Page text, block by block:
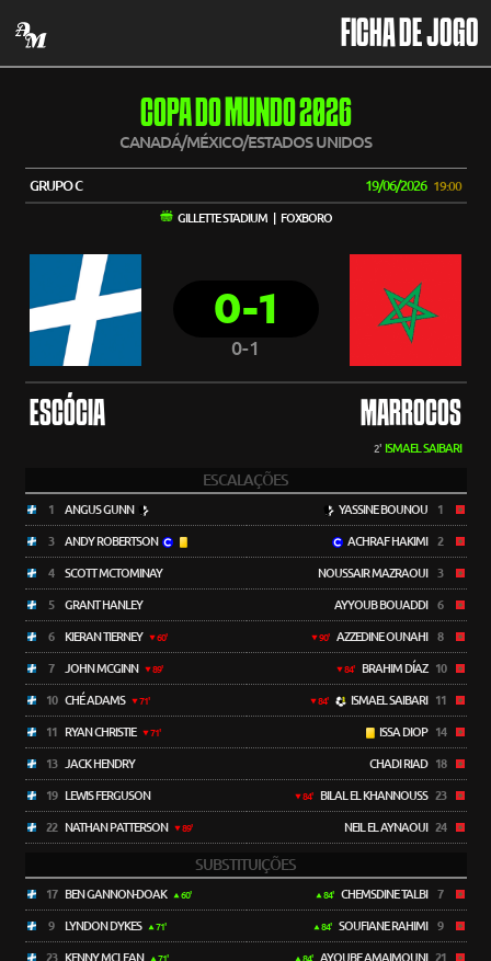
FICHA DE JOGO
COPA DO MUNDO 2026
CANADÁ/MÉXICO/ESTADOS UNIDOS
GRUPO C 19/06/2026 19:00
GILLETTE STADIUM | FOXBORO
0-1
0-1
ESCÓCIA MARROCOS
2' ISMAEL SAIBARI
ESCALAÇÕES
1 ANGUS GUNN
3 ANDY ROBERTSON
4 SCOTT MCTOMINAY
5 GRANT HANLEY
6 KIERAN TIERNEY 60'
7 JOHN MCGINN 89'
10 CHÉ ADAMS 71'
11 RYAN CHRISTIE 71'
13 JACK HENDRY
19 LEWIS FERGUSON
22 NATHAN PATTERSON 89'
YASSINE BOUNOU 1
ACHRAF HAKIMI 2
NOUSSAIR MAZRAOUI 3
AYYOUB BOUADDI 6
90' AZZEDINE OUNAHI 8
84' BRAHIM DÍAZ 10
84' ISMAEL SAIBARI 11
ISSA DIOP 14
CHADI RIAD 18
84' BILAL EL KHANNOUSS 23
NEIL EL AYNAOUI 24
SUBSTITUIÇÕES
17 BEN GANNON-DOAK 60'
9 LYNDON DYKES 71'
23 KENNY MCLEAN 71'
84' CHEMSDINE TALBI 7
84' SOUFIANE RAHIMI 9
84' AYOUBE AMAIMOUNI 21